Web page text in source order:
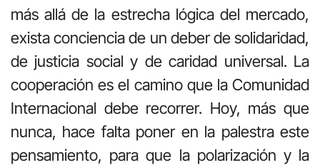
más allá de la estrecha lógica del mercado,
exista conciencia de un deber de solidaridad,
de justicia social y de caridad universal. La
cooperación es el camino que la Comunidad
Internacional debe recorrer. Hoy, más que
nunca, hace falta poner en la palestra este
pensamiento, para que la polarización y la